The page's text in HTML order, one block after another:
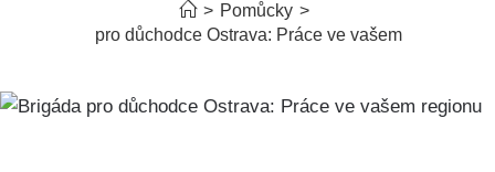
> Pomůcky >
Brigáda pro důchodce Ostrava: Práce ve vašem regionu